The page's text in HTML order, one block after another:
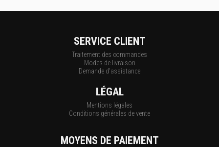
SERVICE CLIENT
Traitement des commandes
Modes de livraison
Demande d'assistance
LÉGAL
Mentions légales
Conditions générales de vente
MOYENS DE PAIEMENT